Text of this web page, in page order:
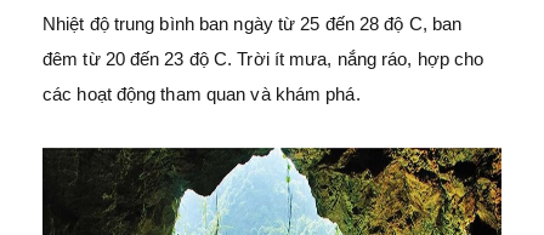
Nhiệt độ trung bình ban ngày từ 25 đến 28 độ C, ban
đêm từ 20 đến 23 độ C. Trời ít mưa, nắng ráo, hợp cho
các hoạt động tham quan và khám phá.